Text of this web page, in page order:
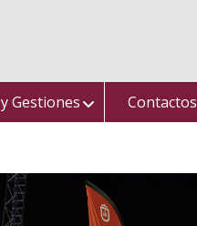
Gestiones Contactos